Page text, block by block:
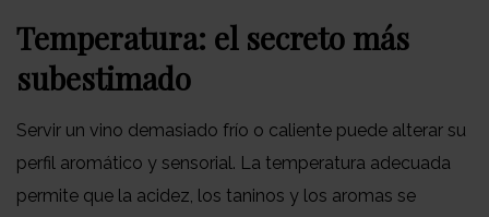
Temperatura: el secreto más
subestimado
Servir un vino demasiado frío o caliente puede alterar su
perfil aromático y sensorial. La temperatura adecuada
permite que la acidez, los taninos y los aromas se